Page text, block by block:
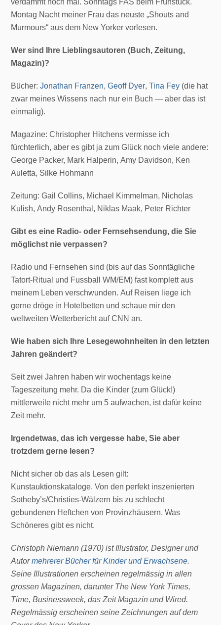
Montag Nacht meiner Frau das neuste „Shouts and
Murmours“ aus dem New Yorker vorlesen.
Wer sind Ihre Lieblingsautoren (Buch, Zeitung,
Magazin)?
Bücher:Jonathan Franzen,Geoff Dyer,Tina Fey (die hat
zwar meines Wissens nach nur ein Buch — aber das ist
einmalig).
Magazine: Christopher Hitchens vermisse ich
fürchterlich, aber es gibt ja zum Glück noch viele andere:
George Packer, Mark Halperin, Amy Davidson, Ken
Auletta, Silke Hohmann
Zeitung: Gail Collins, Michael Kimmelman, Nicholas
Kulish, Andy Rosenthal, Niklas Maak, Peter Richter
Gibt es eine Radio- oder Fernsehsendung, die Sie
möglichst nie verpassen?
Radio und Fernsehen sind (bis auf das Sonntägliche
Tatort-Ritual und Fussball WM/EM) fast komplett aus
meinem Leben verschwunden. Auf Reisen liege ich
gerne dröge in Hotelbetten und schaue mir den
weltweiten Wetterbericht auf CNN an.
Wie haben sich Ihre Lesegewohnheiten in den letzten
Jahren geändert?
Seit zwei Jahren haben wir wochentags keine
Tageszeitung mehr. Da die Kinder (zum Glück!)
mittlerweile nicht mehr um 5 aufwachen, ist dafür keine
Zeit mehr.
Irgendetwas, das ich vergesse habe, Sie aber
trotzdem gerne lesen?
Nicht sicher ob das als Lesen gilt:
Kunstauktionskataloge. Von den perfekt inszenierten
Sotheby’s/Christies-Wälzern bis zu schlecht
gebundenen Heftchen von Provinzhäusern. Was
Schöneres gibt es nicht.
Christoph Niemann (1970) ist Illustrator, Designer und
Autormehrerer Bücher für Kinder und Erwachsene.
Seine Illustrationen erscheinen regelmässig in allen
grossen Magazinen, darunter The New York Times,
Time, Businessweek, das Zeit Magazin und Wired.
Regelmässig erscheinen seine Zeichnungen auf dem